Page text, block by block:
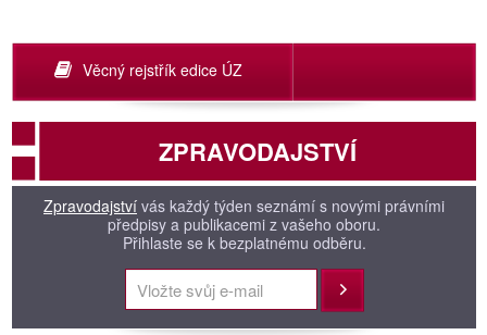
Věcný rejstřík edice ÚZ
ZPRAVODAJSTVÍ
Zpravodajství vás každý týden seznámí s novými právními
předpisy a publikacemi z vašeho oboru.
Přihlaste se k bezplatnému odběru.
Přihlásit